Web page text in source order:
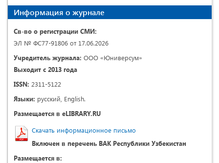
Информация о журнале
Св-во о регистрации СМИ:
ЭЛ № ФС77-91806 от 17.06.2026
Учредитель журнала: ООО «Юниверсум»
Выходит с 2013 года
ISSN: 2311-5122
Языки: русский, English.
Размещается в eLIBRARY.RU
Скачать информационное письмо
Включен в перечень ВАК Республики Узбекистан
Размещается в: